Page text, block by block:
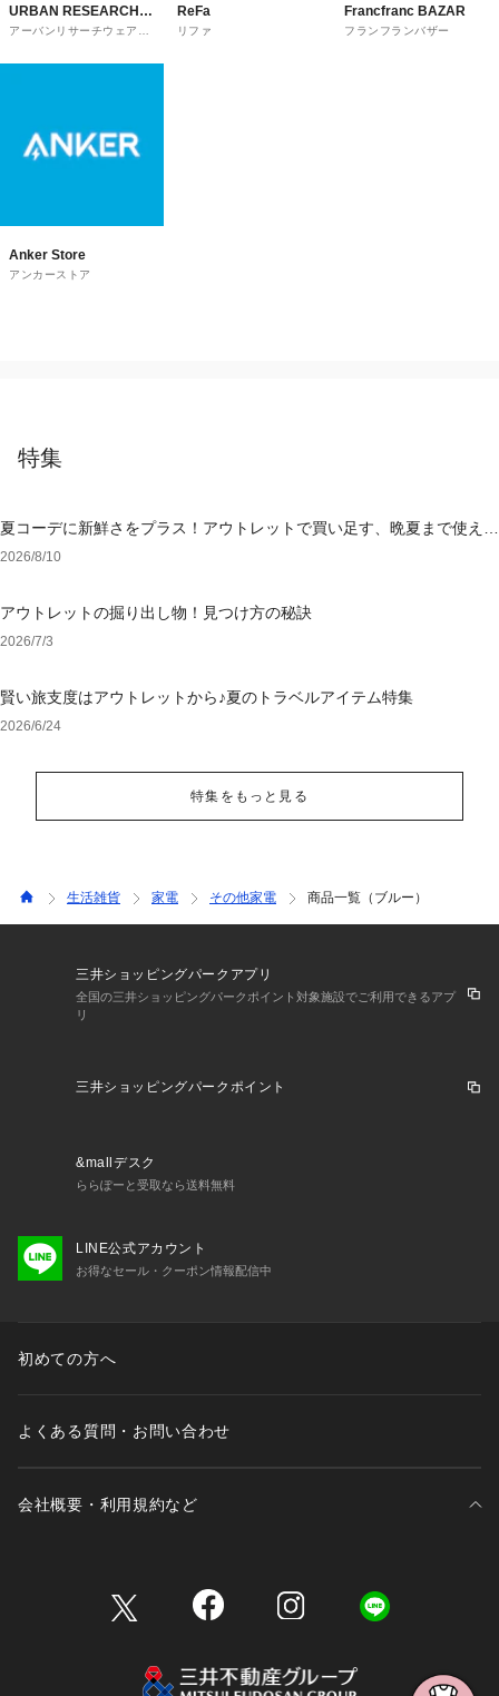
URBAN RESEARCH
ware house
アーバンリサーチウェアハ
ReFa
リファ
Francfranc BAZAR
フランフランバザー
Anker Store
アンカーストア
特集
夏コーデに新鮮さをプラス！アウトレットで買い足す、晩夏まで使える
アイテム
2026/8/10
アウトレットの掘り出し物！見つけ方の秘訣
2026/7/3
賢い旅支度はアウトレットから♪夏のトラベルアイテム特集
2026/6/24
特集をもっと見る
生活雑貨 家電 その他家電 商品一覧（ブルー）
三井ショッピングパークアプリ
全国の三井ショッピングパークポイント対象施設でご利用できるアプ
リ
三井ショッピングパークポイント
&mallデスク
ららぽーと受取なら送料無料
LINE公式アカウント
お得なセール・クーポン情報配信中
初めての方へ
よくある質問・お問い合わせ
会社概要・利用規約など